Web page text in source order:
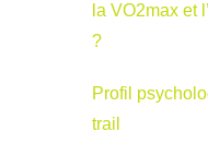
la VO2max et
?
Profil
trail